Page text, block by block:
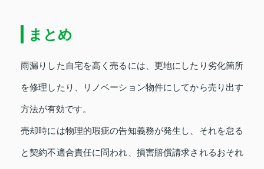
まとめ
雨漏りした自宅を高く売るには、更地にしたり劣化箇所
を修理したり、リノベーション物件にしてから売り出す
方法が有効です。
売却時には物理的瑕疵の告知義務が発生し、それを怠る
と契約不適合責任に問われ、損害賠償請求されるおそれ